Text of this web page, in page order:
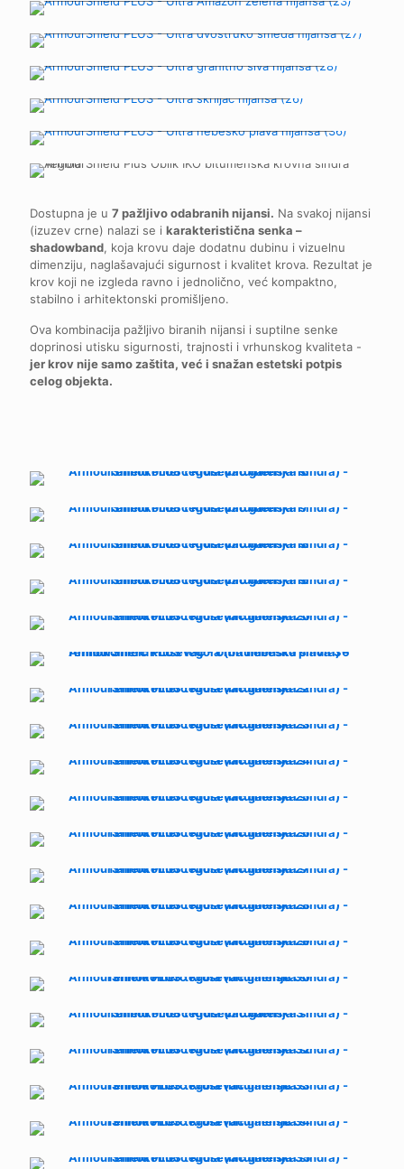
Dostupna je u 7 pažljivo odabranih nijansi. Na svakoj nijansi
(izuzev crne) nalazi se i karakteristična senka –
shadowband, koja krovu daje dodatnu dubinu i vizuelnu
dimenziju, naglašavajući sigurnost i kvalitet krova. Rezultat je
krov koji ne izgleda ravno i jednolično, već kompaktno,
stabilno i arhitektonski promišljeno.
Ova kombinacija pažljivo biranih nijansi i suptilne senke
doprinosi utisku sigurnosti, trajnosti i vrhunskog kvaliteta -
jer krov nije samo zaštita, već i snažan estetski potpis
celog objekta.